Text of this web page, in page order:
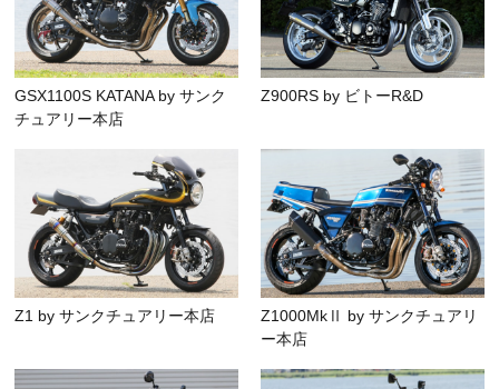
GSX1100S KATANA by サンク
チュアリー本店
Z900RS by ビトーR&D
Z1 by サンクチュアリー本店
Z1000MkⅡ by サンクチュアリ
ー本店